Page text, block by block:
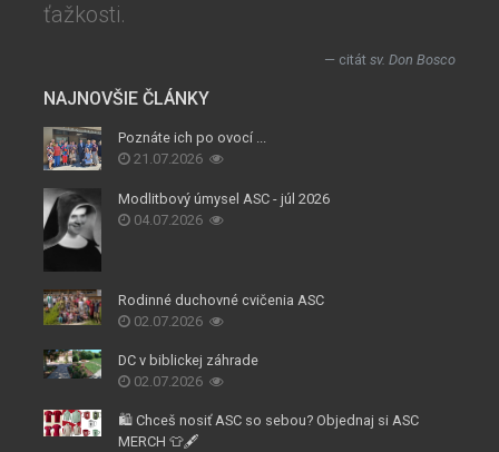
ťažkosti.
citát sv. Don Bosco
NAJNOVŠIE ČLÁNKY
Poznáte ich po ovocí ...
21.07.2026
Modlitbový úmysel ASC - júl 2026
04.07.2026
Rodinné duchovné cvičenia ASC
02.07.2026
DC v biblickej záhrade
02.07.2026
🛍️ Chceš nosiť ASC so sebou? Objednaj si ASC
MERCH 👕🖋️